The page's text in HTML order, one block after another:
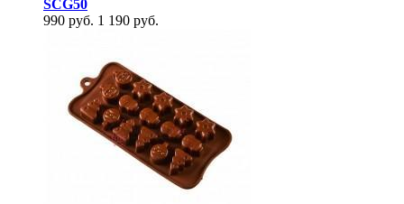
SCG50
990 руб. 1 190 руб.